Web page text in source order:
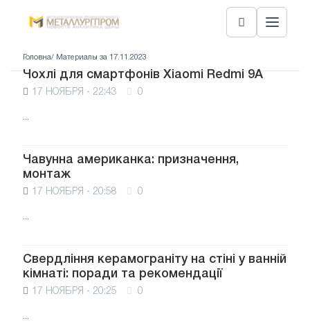
Головна/ Материалы за 17.11.2023
Чохлі для смартфонів Xiaomi Redmi 9A
17 НОЯБРЯ - 22:43 0
...
Чавунна американка: призначення,
монтаж
17 НОЯБРЯ - 20:58 0
...
Свердління керамограніту на стіні у ванній
кімнаті: поради та рекомендації
17 НОЯБРЯ - 20:25 0
...